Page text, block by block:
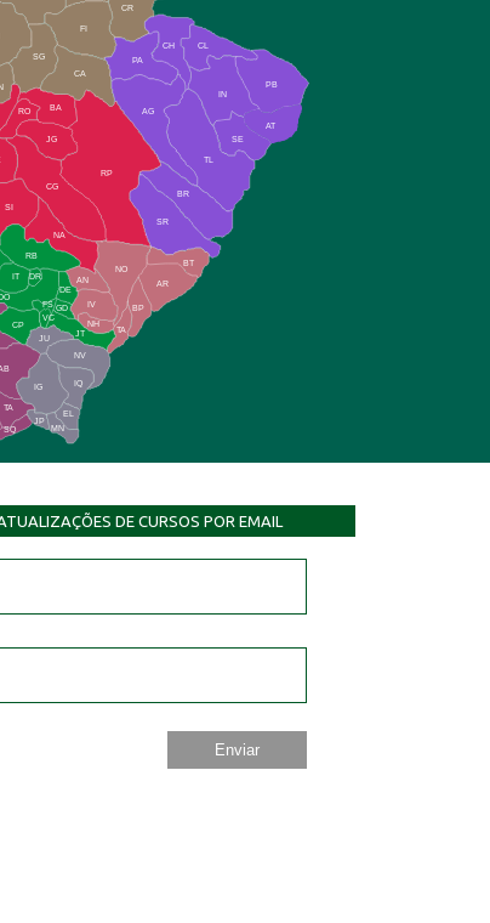
CR
FI
SG
BA
CA
PA
CH CL
PB
SE
TL
AG
BR
SR
BT
AR
RP
RO
JG
CG
SI
NA
TA
NH
JT
RB
IT
DR
CP
JU
NV
IQ
EL
JP
TA
SQ
IG
MN
IN
NO
BP
AN
IV
FS
VC
GD
DE
AT
DE CURSOS POR EMAIL